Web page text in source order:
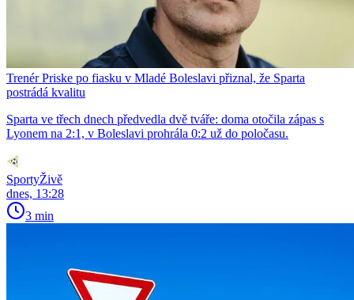
Trenér Priske po fiasku v Mladé Boleslavi přiznal, že Sparta
postrádá kvalitu
Sparta ve třech dnech předvedla dvě tváře: doma otočila zápas s
Lyonem na 2:1, v Boleslavi prohrála 0:2 už do poločasu.
SportyŽivě
dnes, 13:28
3 min